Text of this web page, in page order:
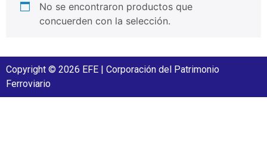
No se encontraron productos que
concuerden con la selección.
Copyright © 2026 EFE | Corporación del Patrimonio
Ferroviario